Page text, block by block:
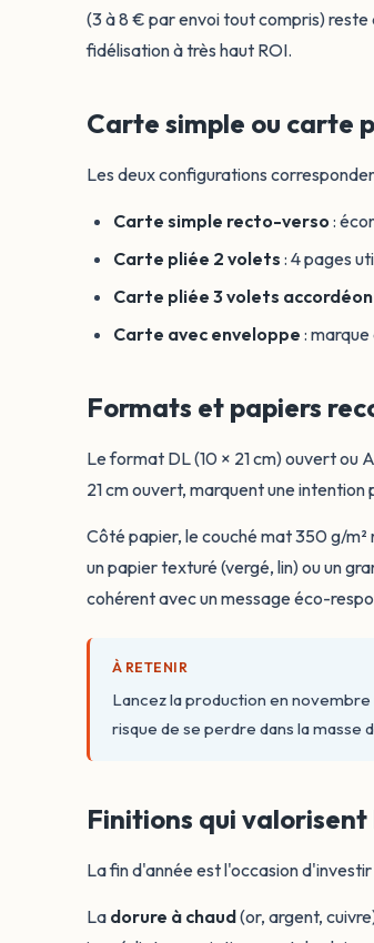
(3 à 8 € par envoi tout compris)
fidélisation à très haut ROI.
Carte simple ou carte
Les deux configurations
Carte simple recto-verso :
Carte pliée 2 volets : 4 pages
Carte pliée 3 volets accordéon
Carte avec enveloppe :
Formats et papiers
Le format DL (10 × 21 cm) ouvert ou
21 cm ouvert, marquent une
Côté papier, le couché mat 350 g/
un papier texturé (vergé, lin) ou un
cohérent avec un message éco-
À RETENIR
Lancez la production en
risque de se perdre dans la
Finitions qui
La fin d'année est l'occasion
La dorure à chaud(or, argent,